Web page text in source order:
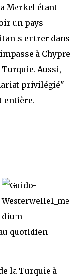
Merkel étant
un pays
entrer dans
à Chypre
Aussi,
privilégié"
entière.
quotidien
la Turquie à